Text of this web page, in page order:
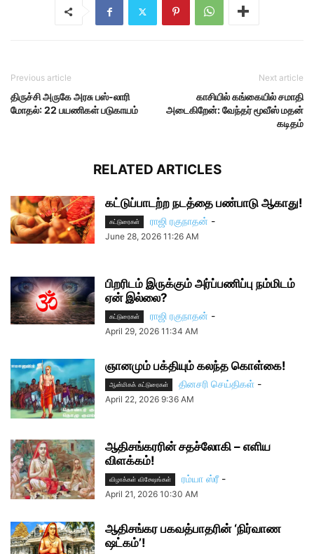
Previous article
திருச்சி அருகே அரசு பஸ்-லாரி
மோதல்: 22 பயணிகள் படுகாயம்
Next article
காசியில் கங்கையில் சமாதி
அடைகிறேன்: வேந்தர் மூவீஸ் மதன்
கடிதம்
RELATED ARTICLES
கட்டுப்பாடற்ற நடத்தை பண்பாடு ஆகாது!
கட்டுரைகள் ராஜி ரகுநாதன் -
June 28, 2026 11:26 AM
பிறரிடம் இருக்கும் அர்ப்பணிப்பு நம்மிடம்
ஏன் இல்லை?
கட்டுரைகள் ராஜி ரகுநாதன் -
April 29, 2026 11:34 AM
ஞானமும் பக்தியும் கலந்த கொள்கை!
ஆன்மிகக் கட்டுரைகள் தினசரி செய்திகள் -
April 22, 2026 9:36 AM
ஆதிசங்கரரின் சதச்லோகி – எளிய
விளக்கம்!
விழாக்கள் விசேஷங்கள் ரம்யா ஸ்ரீ -
April 21, 2026 10:30 AM
ஆதிசங்கர பகவத்பாதரின் ‘நிர்வாண
ஷட்கம்’!